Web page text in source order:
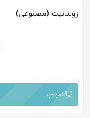
زولتانیت (مصنوعی)
ناموجود